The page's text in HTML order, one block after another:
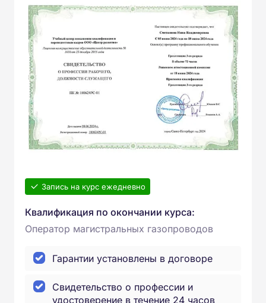
Запись на курс ежедневно
Квалификация по окончании курса:
Оператор магистральных газопроводов
Гарантии установлены в договоре
Свидетельство о профессии и
удостоверение в течение 24 часов